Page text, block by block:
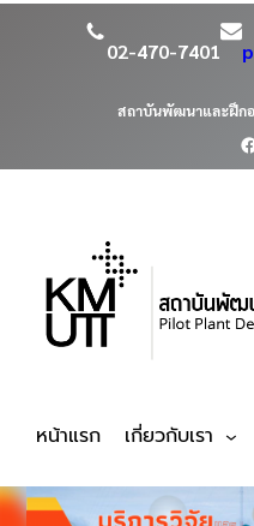
02-470-7401
สถาบันพัฒนาและฝึก
หน้าแรก เกี่ยวกับเรา